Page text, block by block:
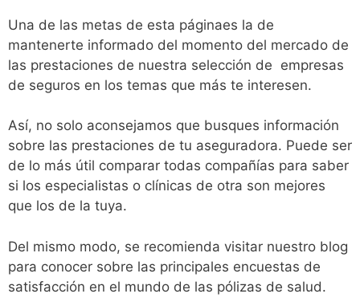
Una de las metas de esta páginaes la de
mantenerte informado del momento del mercado de
las prestaciones de nuestra selección de empresas
de seguros en los temas que más te interesen.
Así, no solo aconsejamos que busques información
sobre las prestaciones de tu aseguradora. Puede ser
de lo más útil comparar todas compañías para saber
si los especialistas o clínicas de otra son mejores
que los de la tuya.
Del mismo modo, se recomienda visitar nuestro blog
para conocer sobre las principales encuestas de
satisfacción en el mundo de las pólizas de salud.